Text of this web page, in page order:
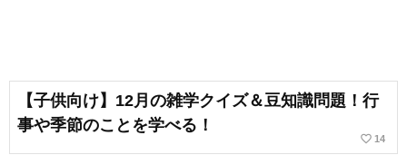
【子供向け】12月の雑学クイズ＆豆知識問題！行
事や季節のことを学べる！
favorite_border 14